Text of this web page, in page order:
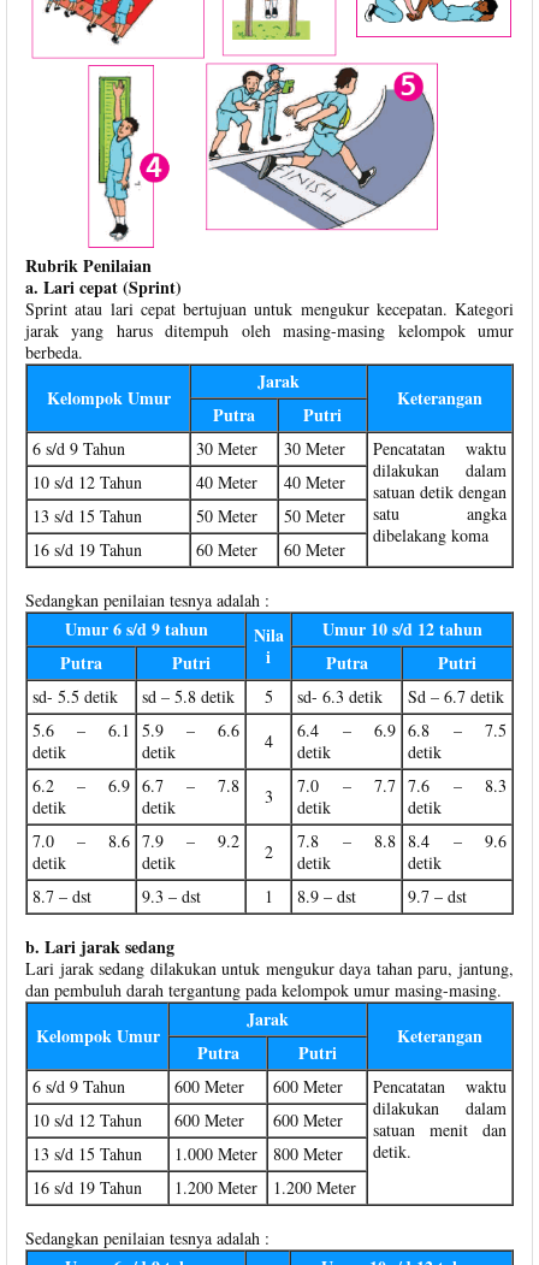
Rubrik Penilaian
a. Lari cepat (Sprint)
Sprint atau lari cepat bertujuan untuk mengukur kecepatan. Kategori
jarak yang harus ditempuh oleh masing-masing kelompok umur
berbeda.
Kelompok Umur
Jarak
Keterangan
Putra Putri
6 s/d 9 Tahun 30 Meter 30 Meter
Pencatatan waktu
dilakukan dalam
satuan detik dengan
satu angka
dibelakang koma
10 s/d 12 Tahun 40 Meter
40 Meter
13 s/d 15 Tahun
50 Meter
50 Meter
16 s/d 19 Tahun
60 Meter 60 Meter
Sedangkan penilaian tesnya adalah :
Umur 6 s/d 9 tahun
Nila
i
Umur 10 s/d 12 tahun
Putra
Putri Putra Putri
sd- 5.5 detik sd – 5.8 detik 5 sd- 6.3 detik
Sd – 6.7 detik
5.6 – 6.1
detik
5.9 – 6.6
detik
4
6.4 – 6.9
detik
6.8 – 7.5
detik
6.2 – 6.9
detik
6.7 – 7.8
detik
3
7.0 – 7.7
detik
7.6 – 8.3
detik
7.0 – 8.6
detik
7.9 – 9.2
detik
2
7.8 – 8.8
detik
8.4 – 9.6
detik
8.7 – dst
9.3 – dst 1 8.9 – dst 9.7 – dst
b. Lari jarak sedang
Lari jarak sedang dilakukan untuk mengukur daya tahan paru, jantung,
dan pembuluh darah tergantung pada kelompok umur masing-masing.
Kelompok Umur
Jarak
Keterangan
Putra Putri
6 s/d 9 Tahun 600 Meter 600 Meter
Pencatatan waktu
dilakukan dalam
satuan menit dan
detik.
10 s/d 12 Tahun 600 Meter
600 Meter
13 s/d 15 Tahun
1.000 Meter
800 Meter
16 s/d 19 Tahun
1.200 Meter 1.200 Meter
Sedangkan penilaian tesnya adalah :